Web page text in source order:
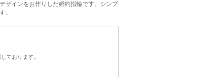
ザインをお作りした婚約指輪です。シンプ
。
ております。